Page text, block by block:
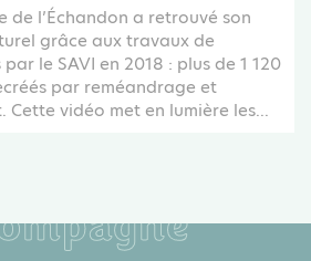
de l’Échandon a retrouvé son
grâce aux travaux de
le SAVI en 2018 : plus de 1 120
par reméandrage et
Cette vidéo met en lumière les...